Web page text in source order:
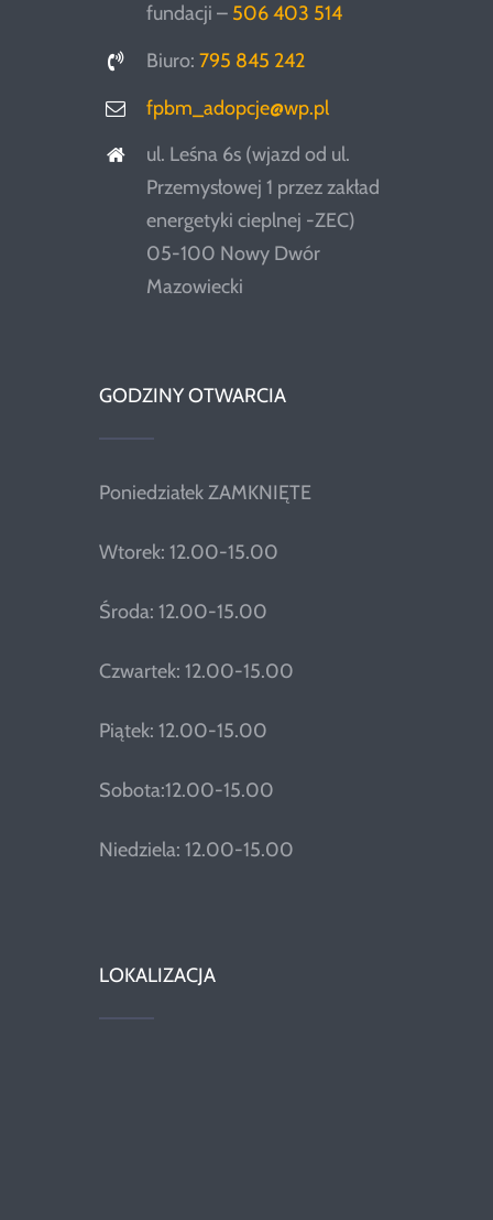
fundacji – 506 403 514
Biuro:795 845 242
fpbm_adopcje@wp.pl
ul. Leśna 6s (wjazd od ul.
Przemysłowej 1 przez zakład
energetyki cieplnej -ZEC)
05-100 Nowy Dwór
Mazowiecki
GODZINY OTWARCIA
Poniedziałek ZAMKNIĘTE
Wtorek: 12.00-15.00
Środa: 12.00-15.00
Czwartek: 12.00-15.00
Piątek: 12.00-15.00
Sobota:12.00-15.00
Niedziela: 12.00-15.00
LOKALIZACJA